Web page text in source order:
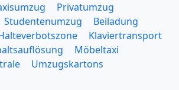
Privatumzug
Studentenumzug
Beiladung
Klaviertransport
Möbeltaxi
Umzugskartons